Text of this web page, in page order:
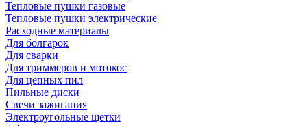
Тепловые пушки газовые
Тепловые пушки электрические
Расходные материалы
Для болгарок
Для сварки
Для триммеров и мотокос
Для цепных пил
Пильные диски
Свечи зажигания
Электроугольные щетки